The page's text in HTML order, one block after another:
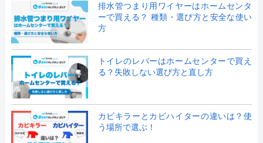
排水管つまり用ワイヤーはホームセンタ
ーで買える？ 種類・選び方と安全な使い
方
トイレのレバーはホームセンターで買え
る？失敗しない選び方と直し方
カビキラーとカビハイターの違いは？使
う場所で選ぶ！